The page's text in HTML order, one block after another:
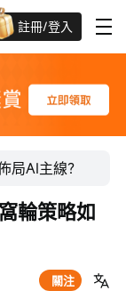
註冊/登入
迎新驚喜賞 股票/BTC等任你揀!
局AI主線？
關注
輪策略如